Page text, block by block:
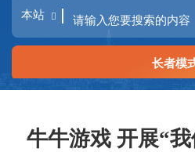
长者模
牛牛游戏 开展“我